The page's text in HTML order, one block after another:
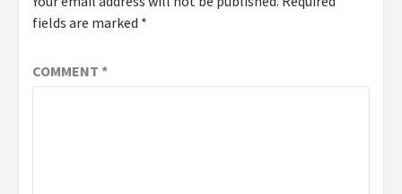
fields are marked *
COMMENT *